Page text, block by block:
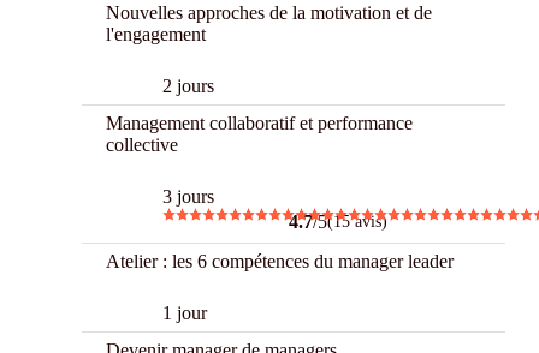
Nouvelles approches de la motivation et de
l'engagement
2 jours
Management collaboratif et performance
collective
3 jours
4.7/5(15 avis)
Atelier : les 6 compétences du manager leader
1 jour